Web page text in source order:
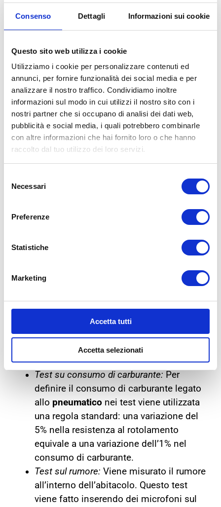
Consenso Dettagli Informazioni sui cookie
Questo sito web utilizza i cookie
Utilizziamo i cookie per personalizzare contenuti ed
annunci, per fornire funzionalità dei social media e per
analizzare il nostro traffico. Condividiamo inoltre
informazioni sul modo in cui utilizzi il nostro sito con i
nostri partner che si occupano di analisi dei dati web,
pubblicità e social media, i quali potrebbero combinarle
con altre informazioni che hai fornito loro o che hanno
raccolto dal tuo utilizzo dei loro servizi.
delNecessari
Preferenze
Statistiche
Marketing
Accetta tutti
Accetta selezionati
tipologie di fondo stradale a diverse velocità.
Test sul bagnato:In questa prova è stata
vettura da 80 a 20 Km/h su un fondo
bagnato. La guida sul bagnato è valutata
su una media dei tempi sul giro attorno
alla pista di guida sul bagnato di ATP,
che combina una serie di curve con
diverse superfici. L’anello bagnato
misura il grip laterale e questo risultato
viene valutato in base al tempo sul giro
Test sulla neve:
Trazione e frenata su
accelerando fino a poco più di 35 km/h
e poi frenando fino all’arresto. Viene
da 5 a 35 km/h, insieme alla distanza
velocità. Il risultato finale viene poi
sull’asciutto sono state
giudicate in base ai tempi sul giro e
misurando la distanza di frenata da 100
Km/h.
Test su consumo di carburante: Per
definire il consumo di carburante legato
allo pneumatico nei test viene utilizzata
una regola standard: una variazione del
5% nella resistenza al rotolamento
equivale a una variazione dell’1% nel
consumo di carburante.
Test sul rumore: Viene misurato il rumore
all’interno dell’abitacolo. Questo test
viene fatto inserendo dei microfoni sul